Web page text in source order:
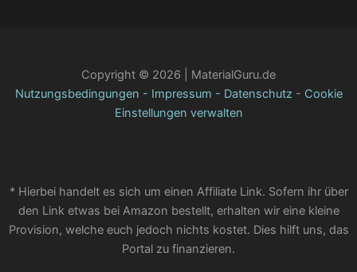
Copyright © 2026 | MaterialGuru.de
Nutzungsbedingungen - Impressum - Datenschutz - Cookie
Einstellungen verwalten
* Hierbei handelt es sich um einen Affiliate Link. Sofern ihr über
den Link etwas bei Amazon bestellt, erhalten wir eine kleine
Provision, welche euch jedoch nichts kostet. Dies hilft uns, das
Portal zu finanzieren.